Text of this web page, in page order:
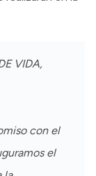
VIDA,
con el
el